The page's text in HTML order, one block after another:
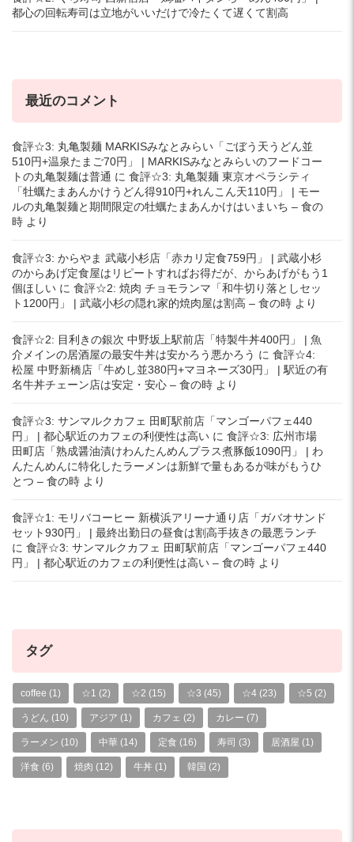
都心の回転寿司は立地がいいだけで冷たくて遅くて割高
最近のコメント
食評☆3: 丸亀製麺 MARKISみなとみらい「ごぼう天うどん並
510円+温泉たまご70円」 | MARKISみなとみらいのフードコー
トの丸亀製麺は普通 に 食評☆3: 丸亀製麺 東京オペラシティ
「牡蠣たまあんかけうどん得910円+れんこん天110円」 | モー
ルの丸亀製麺と期間限定の牡蠣たまあんかけはいまいち – 食の
時 より
食評☆3: からやま 武蔵小杉店「赤カリ定食759円」 | 武蔵小杉
のからあげ定食屋はリピートすればお得だが、からあげがもう1
個ほしい に 食評☆2: 焼肉 チョモランマ「和牛切り落としセッ
ト1200円」 | 武蔵小杉の隠れ家的焼肉屋は割高 – 食の時 より
食評☆2: 目利きの銀次 中野坂上駅前店「特製牛丼400円」 | 魚
介メインの居酒屋の最安牛丼は安かろう悪かろう に 食評☆4:
松屋 中野新橋店「牛めし並380円+マヨネーズ30円」 | 駅近の有
名牛丼チェーン店は安定・安心 – 食の時 より
食評☆3: サンマルクカフェ 田町駅前店「マンゴーパフェ440
円」 | 都心駅近のカフェの利便性は高い に 食評☆3: 広州市場
田町店「熟成醤油漬けわんたんめんプラス煮豚飯1090円」 | わ
んたんめんに特化したラーメンは新鮮で量もあるが味がもうひ
とつ – 食の時 より
食評☆1: モリバコーヒー 新横浜アリーナ通り店「ガバオサンド
セット930円」 | 最終出勤日の昼食は割高手抜きの最悪ランチ
に 食評☆3: サンマルクカフェ 田町駅前店「マンゴーパフェ440
円」 | 都心駅近のカフェの利便性は高い – 食の時 より
タグ
coffee (1) ☆1 (2) ☆2 (15) ☆3 (45) ☆4 (23) ☆5 (2)
うどん (10) アジア (1) カフェ (2) カレー (7)
ラーメン (10) 中華 (14) 定食 (16) 寿司 (3) 居酒屋 (1)
洋食 (6) 焼肉 (12) 牛丼 (1) 韓国 (2)